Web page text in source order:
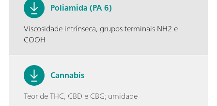
Poliamida (PA 6)
Viscosidade intrínseca, grupos terminais NH2 e
COOH
Cannabis
Teor de THC, CBD e CBG; umidade